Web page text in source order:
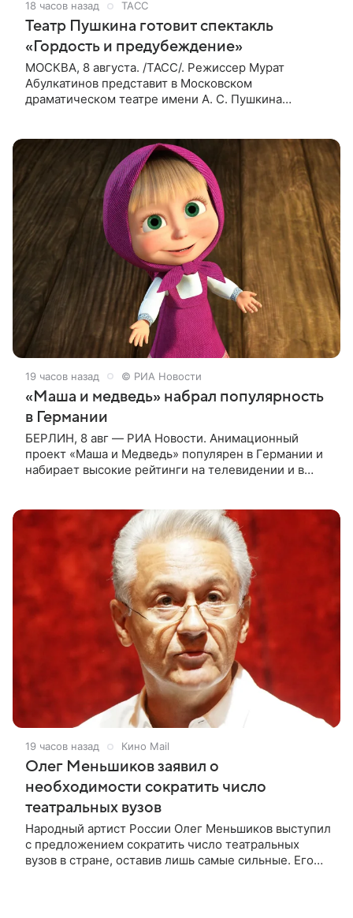
18 часов назад ТАСС
Театр Пушкина готовит спектакль
«Гордость и предубеждение»
МОСКВА, 8 августа. /ТАСС/. Режиссер Мурат
Абулкатинов представит в Московском
драматическом театре имени А. С. Пушкина
19 часов назад © РИА Новости
«Маша и медведь» набрал популярность
в Германии
БЕРЛИН, 8 авг — РИА Новости. Анимационный
проект «Маша и Медведь» популярен в Германии и
набирает высокие рейтинги на телевидении и в
19 часов назад Кино Mail
Олег Меньшиков заявил о
необходимости сократить число
театральных вузов
Народный артист России Олег Меньшиков выступил
с предложением сократить число театральных
вузов в стране, оставив лишь самые сильные. Его